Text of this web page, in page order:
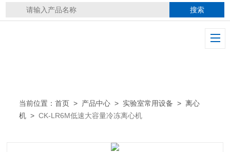
当前位置：首页 > 产品中心 > 实验室常用设备 >离心
机 >CK-LR6M低速大容量冷冻离心机